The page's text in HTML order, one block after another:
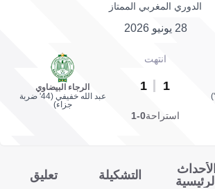
الدوري المغربي الممتاز
28 يونيو 2026
انتهت
1
1
الرجاء البيضاوي
عبد الله خفيفي (44' ضربة
جزاء)
استراحة0-1
الأحداث
الرئيسية
التشكيلة تعليق